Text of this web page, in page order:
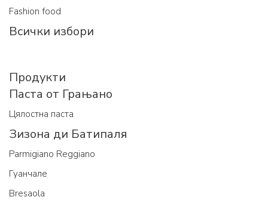
Fashion food
Всички избори
Продукти
Паста от Грањано
Цялостна паста
Зизона ди Батипаля
Parmigiano Reggiano
Гуанчале
Bresaola